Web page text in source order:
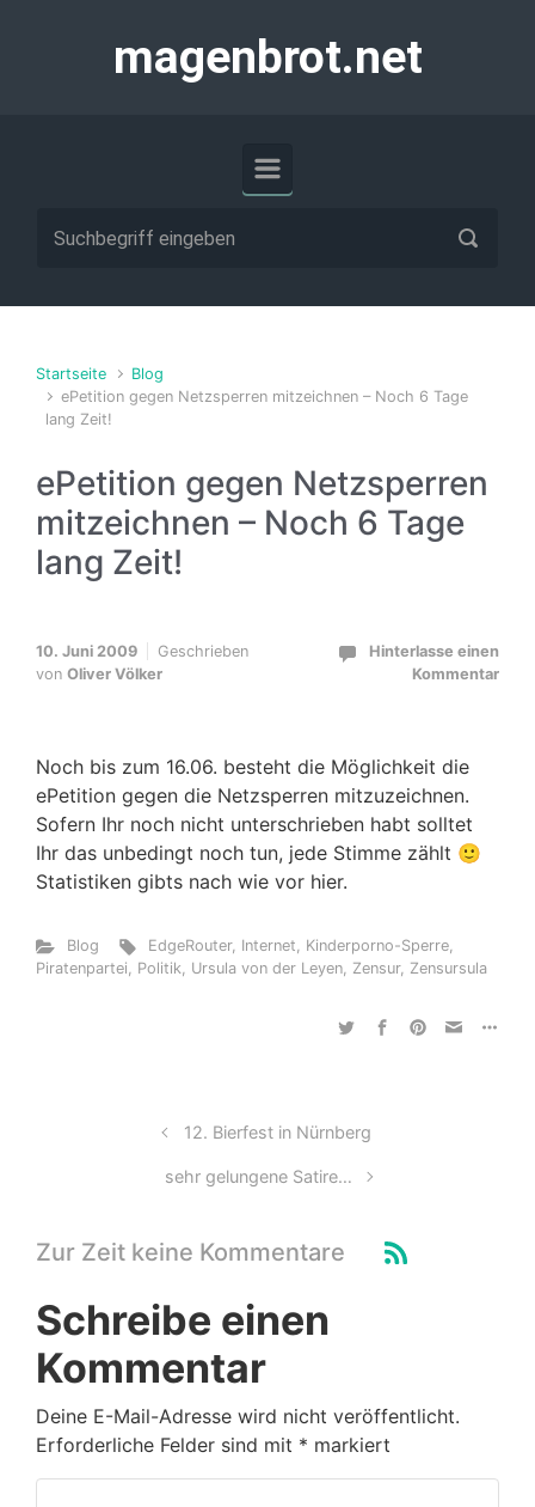
magenbrot.net
Startseite
Blog
ePetition gegen Netzsperren mitzeichnen – Noch 6 Tage
lang Zeit!
ePetition gegen Netzsperren
mitzeichnen – Noch 6 Tage
lang Zeit!
10. Juni 2009
Geschrieben
von Oliver Völker
Hinterlasse einen
Kommentar
Noch bis zum 16.06. besteht die Möglichkeit die
ePetition gegen die Netzsperren mitzuzeichnen.
Sofern Ihr noch nicht unterschrieben habt solltet
Ihr das unbedingt noch tun, jede Stimme zählt 🙂
Statistiken gibts nach wie vor hier.
Blog EdgeRouter, Internet, Kinderporno-Sperre,
Piratenpartei, Politik, Ursula von der Leyen, Zensur, Zensursula
12. Bierfest in Nürnberg
sehr gelungene Satire…
Zur Zeit keine Kommentare
Schreibe einen
Kommentar
Deine E-Mail-Adresse wird nicht veröffentlicht.
Erforderliche Felder sind mit * markiert